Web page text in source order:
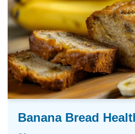
Banana Bread